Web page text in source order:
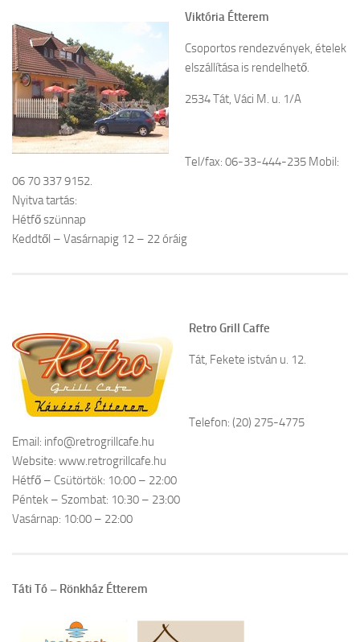
Viktória Étterem
Csoportos rendezvények, ételek
elszállítása is rendelhető.
2534 Tát, Váci M. u. 1/A
Tel/fax: 06-33-444-235 Mobil:
06 70 337 9152.
Nyitva tartás:
Hétfő szünnap
Keddtől – Vasárnapig 12 – 22 óráig
Retro Grill Caffe
Tát, Fekete istván u. 12.
Telefon: (20) 275-4775
Email: info@retrogrillcafe.hu
Website: www.retrogrillcafe.hu
Hétfő – Csütörtök: 10:00 – 22:00
Péntek – Szombat: 10:30 – 23:00
Vasárnap: 10:00 – 22:00
Táti Tó – Rönkház Étterem